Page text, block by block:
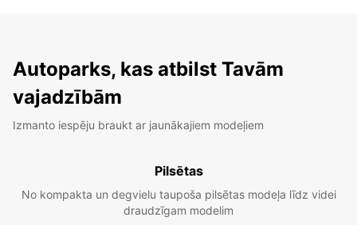
Autoparks, kas atbilst Tavām
vajadzībām
Izmanto iespēju braukt ar jaunākajiem modeļiem
Pilsētas
No kompakta un degvielu taupoša pilsētas modeļa līdz videi
draudzīgam modelim